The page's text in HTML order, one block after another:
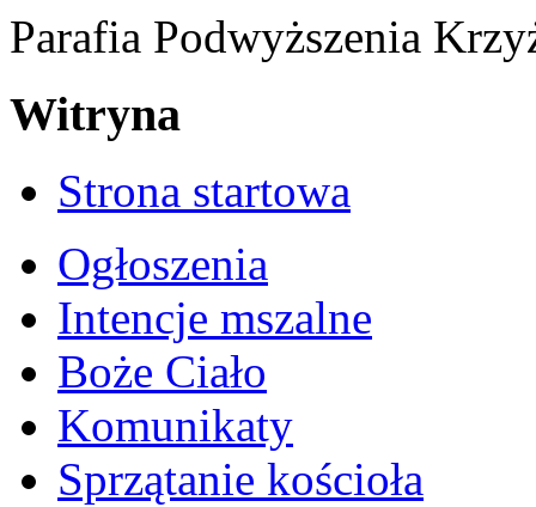
Parafia Podwyższenia
Witryna
Strona startowa
Ogłoszenia
Intencje mszalne
Boże Ciało
Komunikaty
Sprzątanie kościoła